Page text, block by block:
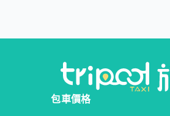
包車價格